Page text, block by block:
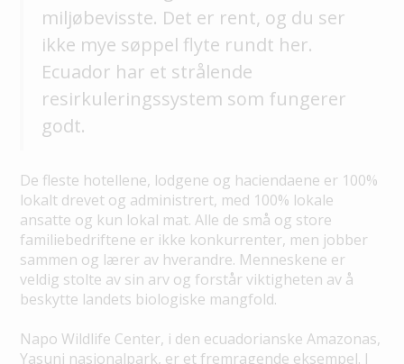
miljøbevisste. Det er rent, og du ser
ikke mye søppel flyte rundt her.
Ecuador har et strålende
resirkuleringssystem som fungerer
godt.
De fleste hotellene, lodgene og haciendaene er 100%
lokalt drevet og administrert, med 100% lokale
ansatte og kun lokal mat. Alle de små og store
familiebedriftene er ikke konkurrenter, men jobber
sammen og lærer av hverandre. Menneskene er
veldig stolte av sin arv og forstår viktigheten av å
beskytte landets biologiske mangfold.
Napo Wildlife Center, i den ecuadorianske Amazonas,
Yasuni nasjonalpark, er et fremragende eksempel. I